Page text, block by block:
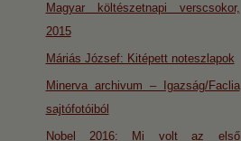
Magyar költészetnapi verscsokor,
2015
Máriás József: Kitépett noteszlapok
Minerva archivum – Igazság/Faclia
sajtófotóiból
Nobel 2016: Mi volt az első